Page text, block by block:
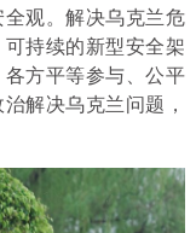
观。解决乌克兰危
持续的新型安全架
方平等参与、公平
解决乌克兰问题，